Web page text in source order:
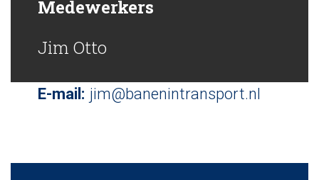
Medewerkers
Jim Otto
E-mail: jim@banenintransport.nl